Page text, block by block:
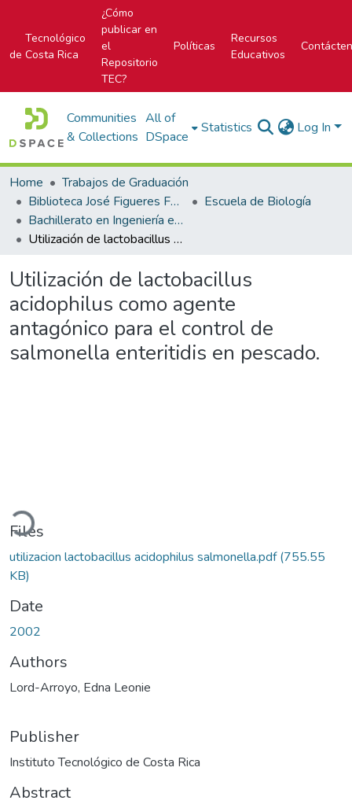
Tecnológico
de Costa Rica
¿Cómo
publicar en
el
Repositorio
TEC?
Políticas
Recursos
Educativos
Communities
& Collections
All of
DSpace
Statistics Log In
Home
Trabajos de Graduación
Biblioteca José Figueres Ferrer
Escuela de Biología
Bachillerato en Ingeniería en Biotecnología
Utilización de lactobacillus acidophilus como agente antagónico para el control de salmonella enteritidis en pescado.
Utilización de lactobacillus
acidophilus como agente
antagónico para el control de
salmonella enteritidis en pescado.
Files
utilizacion lactobacillus acidophilus salmonella.pdf(755.55
KB)
Date
2002
Authors
Lord-Arroyo, Edna Leonie
Publisher
Instituto Tecnológico de Costa Rica
Abstract